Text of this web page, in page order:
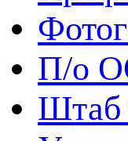
П/о
Штаб